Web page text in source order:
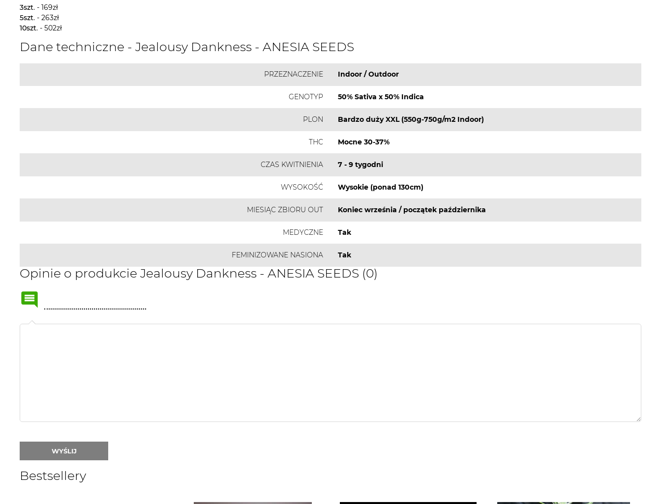
3szt. - 169zł
5szt. - 263zł
10szt. - 502zł
Dane techniczne - Jealousy Dankness - ANESIA SEEDS
PRZEZNACZENIE Indoor / Outdoor
GENOTYP 50% Sativa x 50% Indica
PLON Bardzo duży XXL (550g-750g/m2 Indoor)
THC Mocne 30-37%
CZAS KWITNIENIA 7 - 9 tygodni
WYSOKOŚĆ Wysokie (ponad 130cm)
MIESIĄC ZBIORU OUT Koniec września / początek października
MEDYCZNE Tak
FEMINIZOWANE NASIONA Tak
Opinie o produkcie Jealousy Dankness - ANESIA SEEDS (0)
WYŚLIJ
Bestsellery